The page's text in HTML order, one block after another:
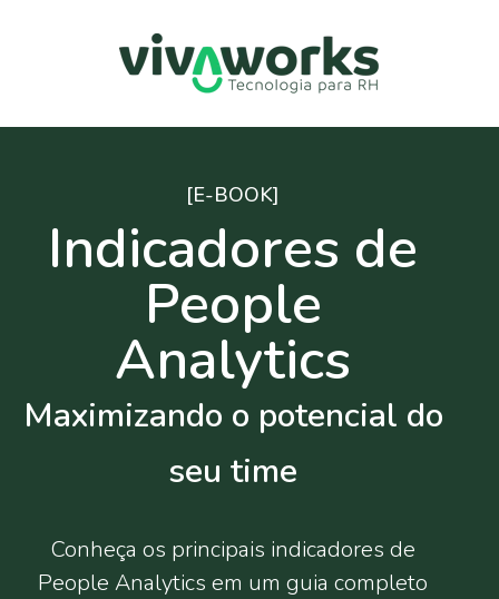
[E-BOOK]
Indicadores de
People
Analytics
Maximizando o potencial do
seu time
Conheça os principais indicadores de
People Analytics em um guia completo